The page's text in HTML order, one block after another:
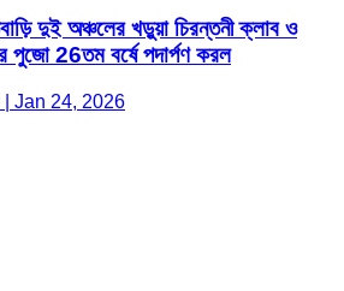
দুই অঞ্চলের খড়ুয়া চিরন্তনী ক্লাব ও
26তম বর্ষে পদার্পণ করল
Jan 24, 2026